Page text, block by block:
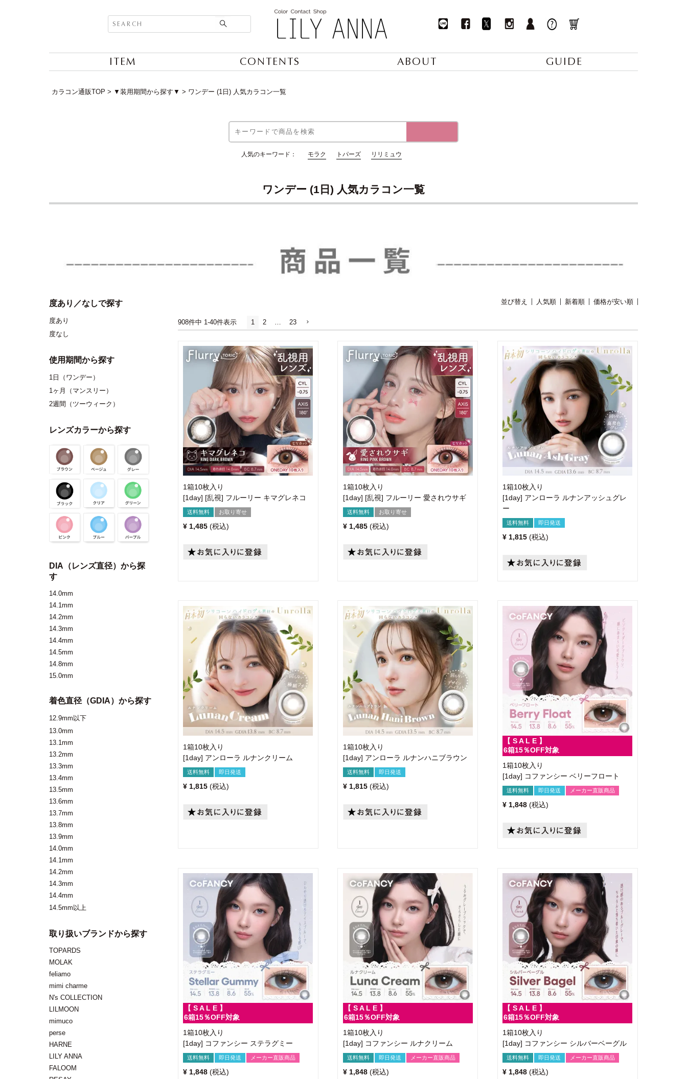
ITEM CONTENTS ABOUT GUIDE
カラコン通販TOP ▼装用期間から探す▼ ワンデー (1日) 人気カラコン一覧
人気のキーワード： モラク トパーズ リリミュウ
ワンデー (1日) 人気カラコン一覧
度あり／なしで探す
度あり
度なし
使用期間から探す
1日（ワンデー）
1ヶ月（マンスリー）
2週間（ツーウィーク）
レンズカラーから探す
DIA（レンズ直径）から探
す
14.0mm
14.1mm
14.2mm
14.3mm
14.4mm
14.5mm
14.8mm
15.0mm
着色直径（GDIA）から探す
12.9mm以下
13.0mm
13.1mm
13.2mm
13.3mm
13.4mm
13.5mm
13.6mm
13.7mm
13.8mm
13.9mm
14.0mm
14.1mm
14.2mm
14.3mm
14.4mm
14.5mm以上
取り扱いブランドから探す
TOPARDS
MOLAK
feliamo
mimi charme
N's COLLECTION
LILMOON
mimuco
perse
HARNE
LILY ANNA
FALOOM
並び替え 人気順 新着順 価格が安い順
908件中 1 -40件表示 1 2 … 23
1箱10枚入り
[1day] [乱視] フルーリー キマグレネコ
送料無料 お取り寄せ
¥ 1,485 税込
1箱10枚入り
[1day] [乱視] フルーリー 愛されウサギ
送料無料 お取り寄せ
¥ 1,485 税込
1箱10枚入り
[1day] アンローラ ルナンアッシュグレ
ー
送料無料 即日発送
¥ 1,815 税込
1箱10枚入り
[1day] アンローラ ルナンクリーム
送料無料 即日発送
¥ 1,815 税込
1箱10枚入り
[1day] アンローラ ルナンハニブラウン
送料無料 即日発送
¥ 1,815 税込
【 S A L E 】
6箱15％OFF対象
1箱10枚入り
[1day] コファンシー ベリーフロート
送料無料 即日発送 メーカー直販商品
¥ 1,848 税込
【 S A L E 】
6箱15％OFF対象
1箱10枚入り
[1day] コファンシー ステラグミー
送料無料 即日発送 メーカー直販商品
¥ 1,848 税込
【 S A L E 】
6箱15％OFF対象
1箱10枚入り
[1day] コファンシー ルナクリーム
送料無料 即日発送 メーカー直販商品
¥ 1,848 税込
【 S A L E 】
6箱15％OFF対象
1箱10枚入り
[1day] コファンシー シルバーベーグル
送料無料 即日発送 メーカー直販商品
¥ 1,848 税込